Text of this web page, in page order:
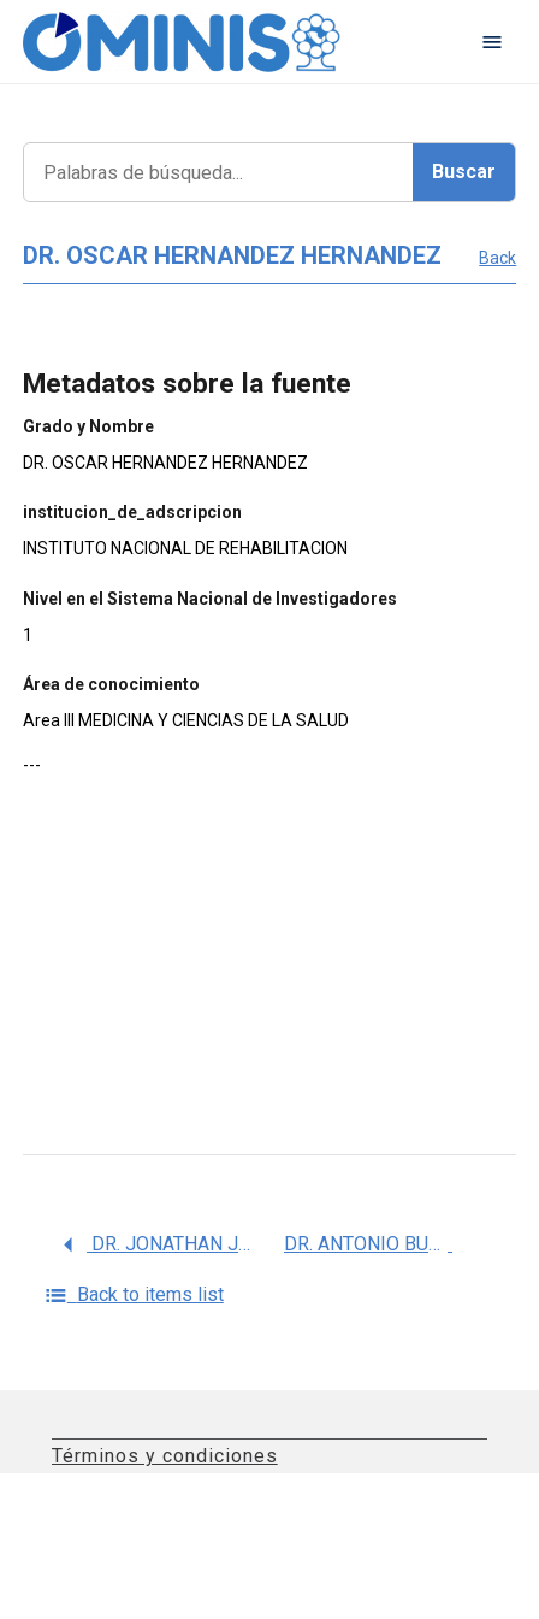
DR. OSCAR HERNANDEZ HERNANDEZ Back
Metadatos sobre la fuente
Grado y Nombre
DR. OSCAR HERNANDEZ HERNANDEZ
institucion_de_adscripcion
INSTITUTO NACIONAL DE REHABILITACION
Nivel en el Sistema Nacional de Investigadores
1
Área de conocimiento
Area III MEDICINA Y CIENCIAS DE LA SALUD
---
DR. JONATHAN JAVIER MAGAÃ‘A AGUIRRE DR. ANTONIO BUENO NAVA
Back to items list
Términos y condiciones